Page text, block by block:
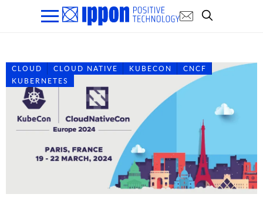
CLOUD CLOUD NATIVE KUBECON
CNCF
KUBERNETES